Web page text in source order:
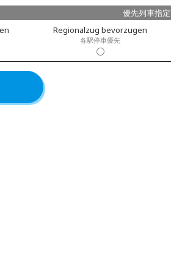
優先列車指定
Regionalzug bevorzugen
各駅停車優先